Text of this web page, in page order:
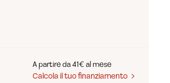
A partire da 41€ al mese
Calcola il tuo finanziamento